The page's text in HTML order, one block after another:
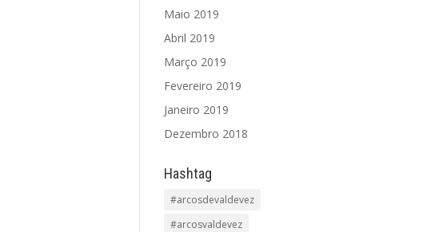
Maio 2019
Abril 2019
Março 2019
Fevereiro 2019
Janeiro 2019
Dezembro 2018
Hashtag
#arcosdevaldevez
#arcosvaldevez